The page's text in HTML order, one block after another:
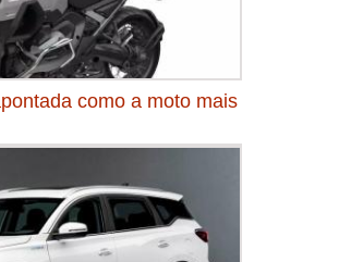
como a moto mais